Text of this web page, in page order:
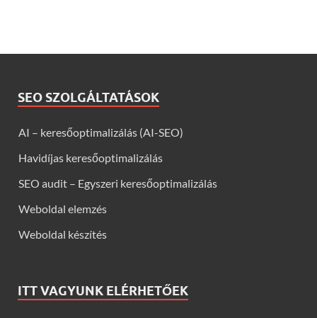
SEO SZOLGÁLTATÁSOK
AI – keresőoptimalizálás (AI-SEO)
Havidíjas keresőoptimalizálás
SEO audit – Egyszeri keresőoptimalizálás
Weboldal elemzés
Weboldal készítés
ITT VAGYUNK ELÉRHETŐEK